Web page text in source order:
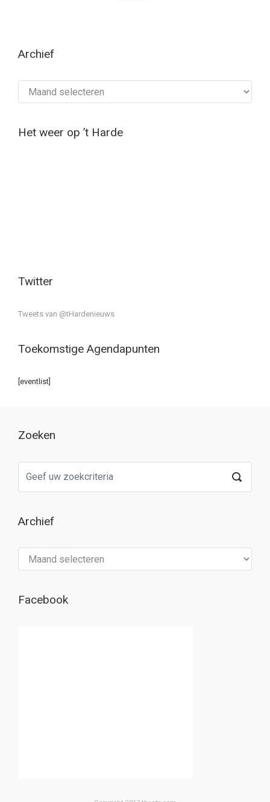
Archief
Het weer op ’t Harde
Twitter
Tweets van @tHardenieuws
Toekomstige Agendapunten
[eventlist]
Zoeken
Archief
Facebook